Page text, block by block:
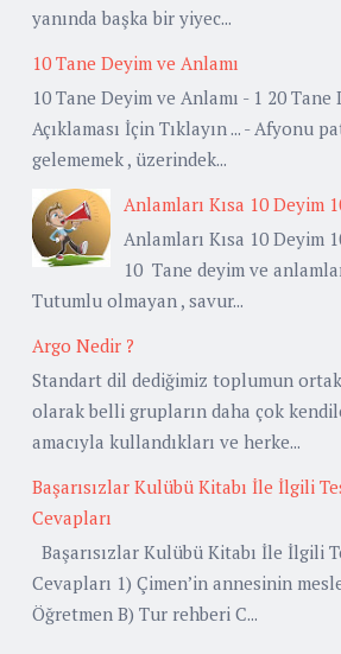
yanında başka bir yiyec...
10 Tane Deyim ve Anlamı
10 Tane Deyim ve Anlamı - 1 20 Tane
Açıklaması İçin Tıklayın ... - Afyonu
gelememek , üzerindek...
Anlamları Kısa 10 Deyim
Anlamları Kısa 10 Deyim
10 Tane deyim ve
Tutumlu olmayan , savur...
Argo Nedir ?
Standart dil dediğimiz toplumun
olarak belli grupların daha çok
amacıyla kullandıkları ve herke...
Başarısızlar Kulübü Kitabı İle İlgili
Cevapları
Başarısızlar Kulübü Kitabı İle İlgili
Cevapları 1) Çimen’in annesinin
Öğretmen B) Tur rehberi C...